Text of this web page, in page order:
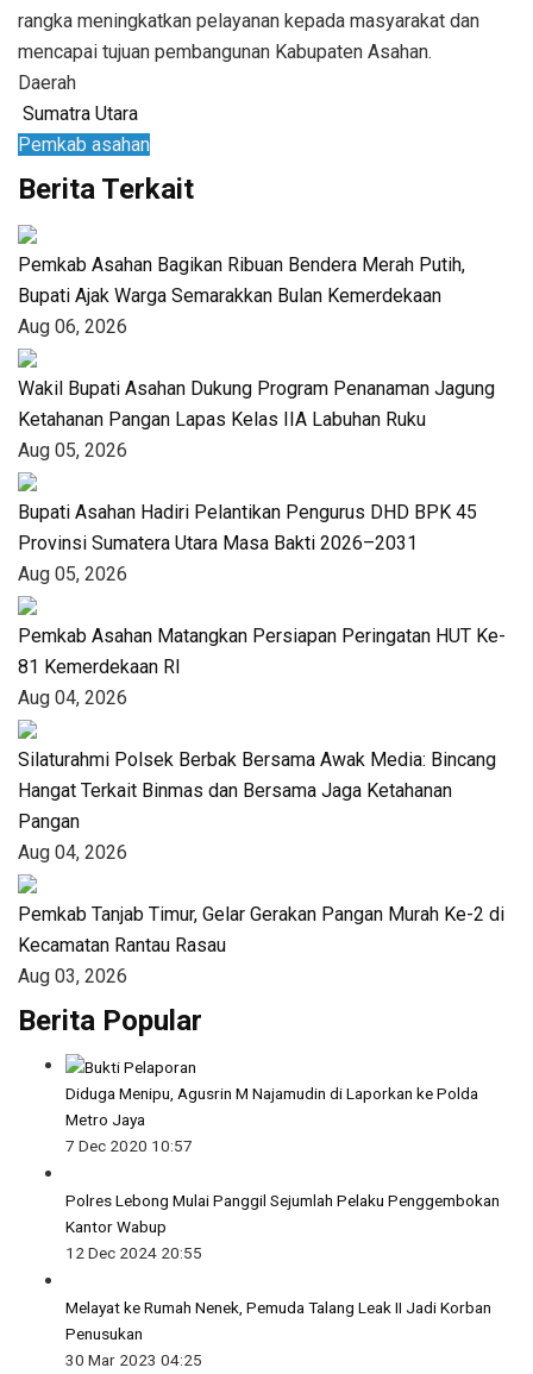
rangka meningkatkan pelayanan kepada masyarakat dan
mencapai tujuan pembangunan Kabupaten Asahan.
Daerah
Sumatra Utara
Pemkab asahan
Berita Terkait
Pemkab Asahan Bagikan Ribuan Bendera Merah Putih,
Bupati Ajak Warga Semarakkan Bulan Kemerdekaan
Aug 06, 2026
Wakil Bupati Asahan Dukung Program Penanaman Jagung
Ketahanan Pangan Lapas Kelas IIA Labuhan Ruku
Aug 05, 2026
Bupati Asahan Hadiri Pelantikan Pengurus DHD BPK 45
Provinsi Sumatera Utara Masa Bakti 2026–2031
Aug 05, 2026
Pemkab Asahan Matangkan Persiapan Peringatan HUT Ke-
81 Kemerdekaan RI
Aug 04, 2026
Silaturahmi Polsek Berbak Bersama Awak Media: Bincang
Hangat Terkait Binmas dan Bersama Jaga Ketahanan
Pangan
Aug 04, 2026
Pemkab Tanjab Timur, Gelar Gerakan Pangan Murah Ke-2 di
Kecamatan Rantau Rasau
Aug 03, 2026
Berita Popular
Diduga Menipu, Agusrin M Najamudin di Laporkan ke Polda
Metro Jaya
7 Dec 2020 10:57
Polres Lebong Mulai Panggil Sejumlah Pelaku Penggembokan
Kantor Wabup
12 Dec 2024 20:55
Melayat ke Rumah Nenek, Pemuda Talang Leak II Jadi Korban
Penusukan
30 Mar 2023 04:25